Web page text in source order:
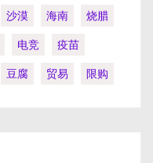
沙漠 海南
烧腊
电竞
疫苗
豆腐 贸易 限购